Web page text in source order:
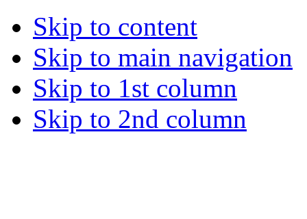
Skip to content
Skip to main navigation
Skip to 1st column
Skip to 2nd column